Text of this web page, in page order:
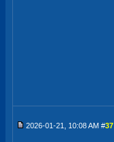
2026-01-21, 10:08 AM #37